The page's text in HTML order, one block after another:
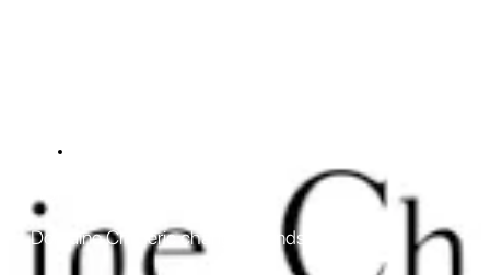
Domaine Childéric changes hands